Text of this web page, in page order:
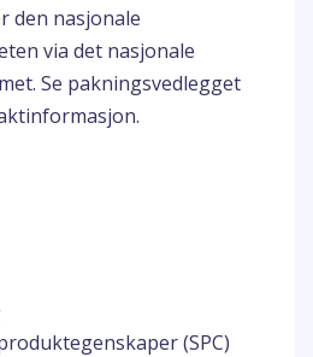
den nasjonale
via det nasjonale
Se pakningsvedlegget
(SPC)